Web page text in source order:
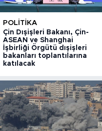
POLITIKA
Çin Dışişleri Bakanı, Çin-
ASEAN ve Shanghai
İşbirliği Örgütü dışişleri
bakanları toplantılarına
katılacak